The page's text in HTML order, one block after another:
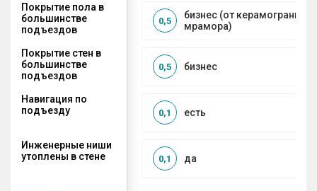
Покрытие пола в
большинстве
подъездов
бизнес (от керамогранита
мрамора)
0,5
Покрытие стен в
большинстве
подъездов
бизнес
0,5
Навигация по
подъезду
есть
0,1
Инженерные ниши
утоплены в стене
да
0,1